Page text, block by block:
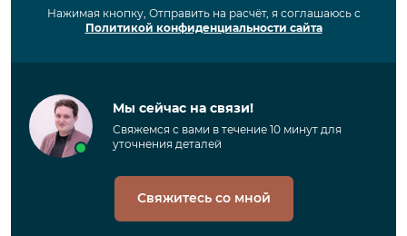
Нажимая кнопку, Отправить на расчёт, я соглашаюсь с
Политикой конфиденциальности сайта
Мы сейчас на связи!
Свяжемся с вами в течение 10 минут для
уточнения деталей
Свяжитесь со мной